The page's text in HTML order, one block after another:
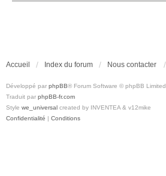
Accueil Index du forum Nous contacter
Développé par phpBB® Forum Software © phpBB Limited
Traduit par phpBB-fr.com
Style we_universal created by INVENTEA & v12mike
Confidentialité | Conditions